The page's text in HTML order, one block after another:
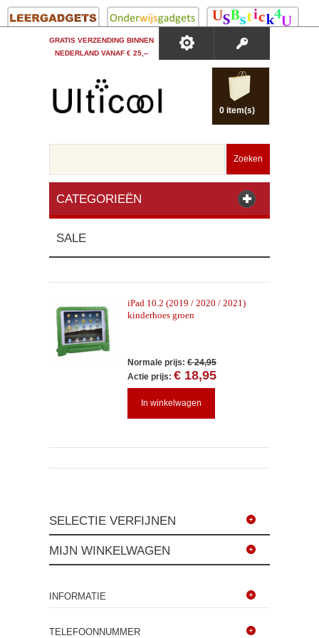
GRATIS VERZENDING BINNEN
NEDERLAND VANAF € 25,--
0 item(s)
Zoeken
CATEGORIEËN
SALE
iPad 10.2 (2019 / 2020 / 2021)
kinderhoes groen
Normale prijs: € 24,95
Actie prijs: € 18,95
Prijs, bij grotere aantallen:
In winkelwagen
SELECTIE VERFIJNEN
MIJN WINKELWAGEN
INFORMATIE
TELEFOONNUMMER